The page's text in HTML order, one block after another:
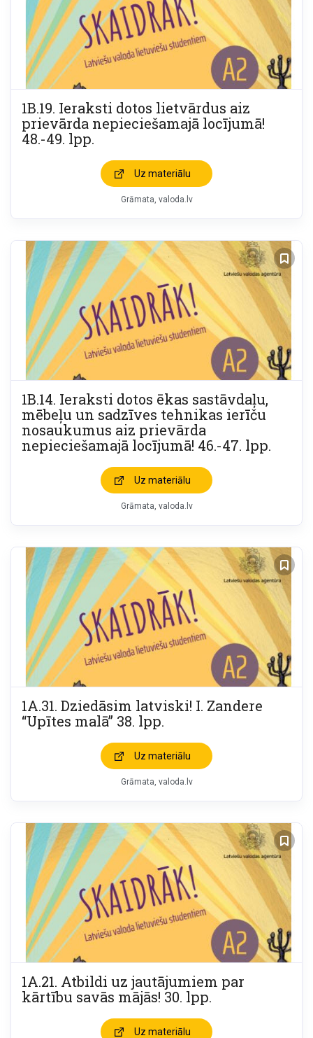
1B.19. Ieraksti dotos lietvārdus aiz
prievārda nepieciešamajā locījumā!
48.-49. lpp.
Uz materiālu
Grāmata valoda.lv
1B.14. Ieraksti dotos ēkas sastāvdaļu,
mēbeļu un sadzīves tehnikas ierīču
nosaukumus aiz prievārda
nepieciešamajā locījumā! 46.-47. lpp.
Uz materiālu
Grāmata valoda.lv
1A.31. Dziedāsim latviski! I. Zandere
“Upītes malā” 38. lpp.
Uz materiālu
Grāmata valoda.lv
1A.21. Atbildi uz jautājumiem par
kārtību savās mājās! 30. lpp.
Uz materiālu